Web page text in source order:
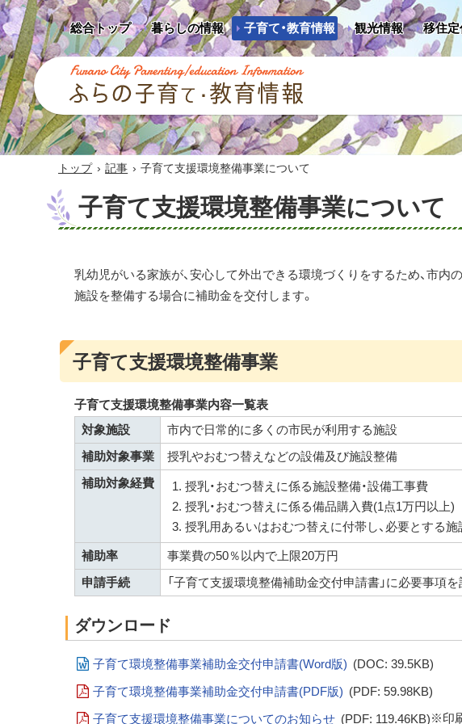
総合トップ 暮らしの情報 子育て・教育情報 観光情報 移住
ふらの子育て・教育情報 - Furano City
Parenting/Education Information
トップ › 記事 › 子育て支援環境整備事業について
子育て支援環境整備事業について
乳幼児がいる家族が、安心して外出できる環境づくりをするため、市
施設を整備する場合に補助金を交付します。
子育て支援環境整備事業
子育て支援環境整備事業内容一覧表
対象施設
市内で日常的に多くの市民が利用する施設
補助対象事業
授乳やおむつ替えなどの設備及び施設整備
補助対象経費
授乳・おむつ替えに係る施設整備・設備工事費
授乳・おむつ替えに係る備品購入費(1点1万円以上)
授乳用あるいはおむつ替えに付帯し、必要とする
補助率
事業費の50％以内で上限20万円
申請手続
「子育て支援環境整備補助金交付申請書」に必要事項
ダウンロード
子育て環境整備事業補助金交付申請書(Word版) (DOC: 39.5KB)
子育て環境整備事業補助金交付申請書(PDF版) (PDF: 59.98KB)
子育て支援環境整備事業についてのお知らせ (PDF: 119.46KB)※印